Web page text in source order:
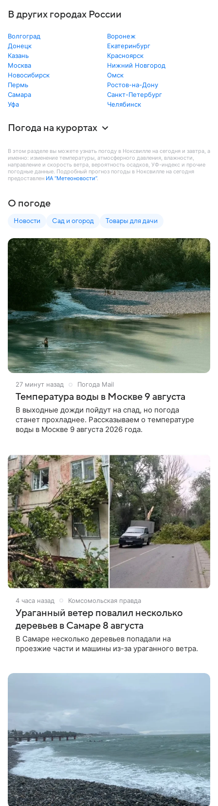
В других городах России
Волгоград
Воронеж
Донецк
Екатеринбург
Казань
Красноярск
Москва
Нижний Новгород
Новосибирск
Омск
Пермь
Ростов-на-Дону
Самара
Санкт-Петербург
Уфа
Челябинск
Погода на курортах
В этом разделе вы можете узнать погоду в Ноксвилле на сегодня и завтра, а
именно: изменение температуры, атмосферного давления, влажности,
направление и скорость ветра, вероятность осадков, УФ-индекс и прочие
погодные данные. Подробный прогноз погоды в Ноксвилле на сегодня
предоставлен ИА “Метеоновости”.
О погоде
Новости Сад и огород Товары для дачи
27 минут назад Погода Mail
Температура воды в Москве 9 августа
В выходные дожди пойдут на спад, но погода
станет прохладнее. Рассказываем о температуре
воды в Москве 9 августа 2026 года.
4 часа назад Комсомольская правда
Ураганный ветер повалил несколько
деревьев в Самаре 8 августа
В Самаре несколько деревьев попадали на
проезжие части и машины из-за ураганного ветра.